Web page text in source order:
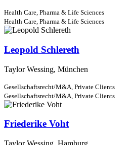
Health Care, Pharma & Life Sciences
Health Care, Pharma & Life Sciences
Leopold Schlereth
Taylor Wessing, München
Gesellschaftsrecht/M&A, Private Clients
Gesellschaftsrecht/M&A, Private Clients
Friederike Voht
Taylor Wessing, Hamburg